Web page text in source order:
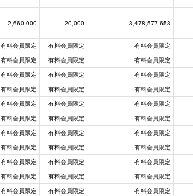
2,660,000 20,000 3,478,577,653
有料会員限定 有料会員限定 有料会員限定
有料会員限定 有料会員限定 有料会員限定
有料会員限定 有料会員限定 有料会員限定
有料会員限定 有料会員限定 有料会員限定
有料会員限定 有料会員限定 有料会員限定
有料会員限定 有料会員限定 有料会員限定
有料会員限定 有料会員限定 有料会員限定
有料会員限定 有料会員限定 有料会員限定
有料会員限定 有料会員限定 有料会員限定
有料会員限定 有料会員限定 有料会員限定
有料会員限定 有料会員限定 有料会員限定